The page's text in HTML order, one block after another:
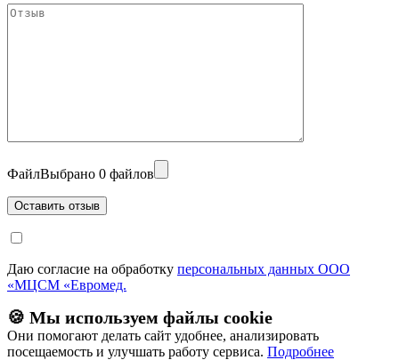
ФайлВыбрано 0 файлов
Даю согласие на обработку персональных данных ООО
«МЦСМ «Евромед.
🍪 Мы используем файлы cookie
Они помогают делать сайт удобнее, анализировать
посещаемость и улучшать работу сервиса. Подробнее